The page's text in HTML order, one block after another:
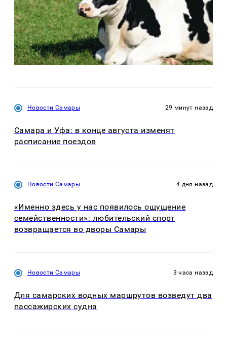
Новости Самары 29 минут назад
Самара и Уфа: в конце августа изменят
расписание поездов
Новости Самары 4 дня назад
«Именно здесь у нас появилось ощущение
семейственности»: любительский спорт
возвращается во дворы Самары
Новости Самары 3 часа назад
Для самарских водных маршрутов возведут два
пассажирских судна